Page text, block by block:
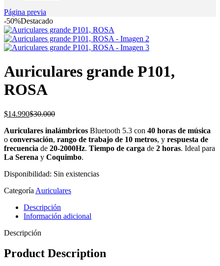
Página previa
-50%Destacado
Auriculares grande P101,
ROSA
$14.990El
actual
es:
$14.990.
$30.000El
original
era:
$30.000.
Auriculares inalámbricos Bluetooth 5.3 con 40 horas de música
o conversación, rango de trabajo de 10 metros, y respuesta de
frecuencia de 20-2000Hz. Tiempo de carga de 2 horas. Ideal para
La Serena y Coquimbo.
Disponibilidad: Sin existencias
Categoría Auriculares
Descripción
Información adicional
Descripción
Product Description